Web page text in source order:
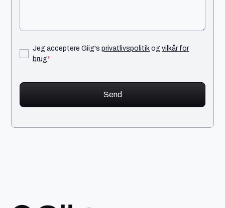
Jeg acceptere Giig'sprivatlivspolitikogvilkår for
brug*